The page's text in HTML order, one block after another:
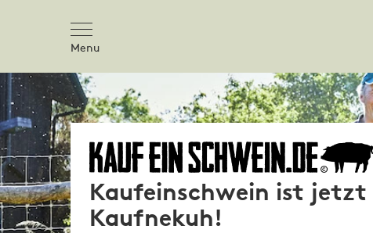
Menu
Kaufeinschwein ist jetzt
Kaufnekuh!